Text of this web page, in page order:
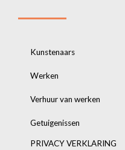
Kunstenaars
Werken
Verhuur van werken
Getuigenissen
PRIVACY VERKLARING